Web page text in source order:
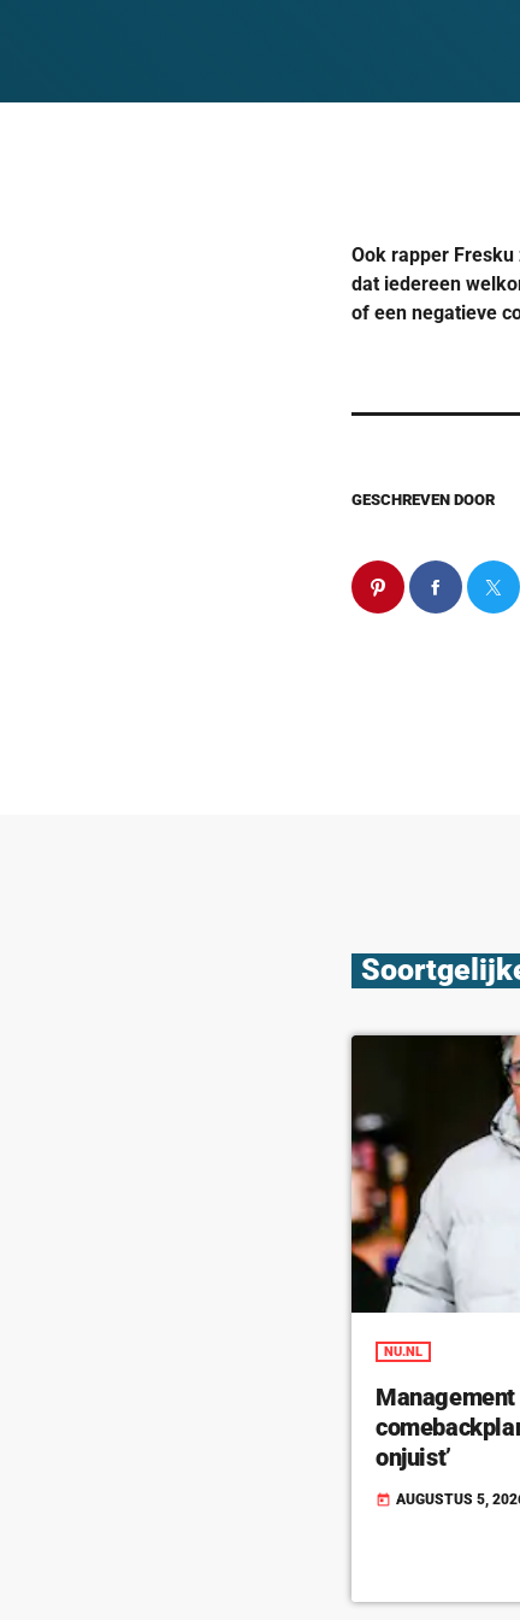
Ook rapper
dat iedereen
of een negatieve
GESCHREVEN DOOR
NU.NL
onjuist’
today AUGUSTUS 5,